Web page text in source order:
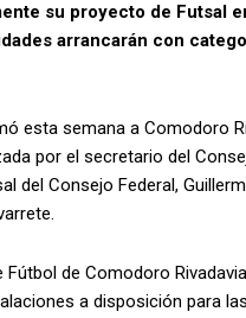
su proyecto de Futsal
arrancarán con
esta semana a Comodoro
por el secretario del
del Consejo Federal,
de Comodoro
a disposición para